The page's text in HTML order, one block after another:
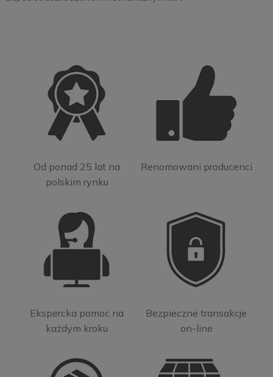
Od ponad 25 lat na
polskim rynku
Renomowani producenci
Ekspercka pomoc na
każdym kroku
Bezpieczne transakcje
on-line